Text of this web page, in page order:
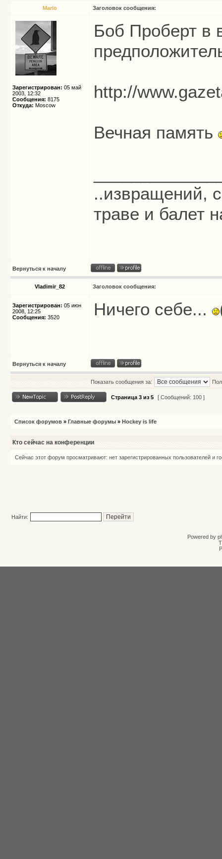
Mario Заголовок сообщения:
Зарегистрирован: 05 май
2003, 12:32
Сообщения: 8175
Откуда: Moscow
Боб Проберт в
http://
Вечная память
..извращений,
траве и балет
Вернуться к началу
Vladimir_82 Заголовок сообщения:
Зарегистрирован: 05 июн
2008, 12:25
Сообщения: 3520 Ничего себе...
Вернуться к началу
Показать сообщения за:
Страница 3 из 5 [ Сообщений: 100 ]
Список форумов » Главные форумы » Hockey is life
Кто сейчас на конференции
Сейчас этот форум просматривают: нет зарегистрированных пользователей и
Найти:
Powered by